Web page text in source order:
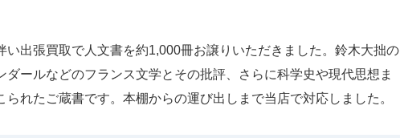
出張買取で人文書を約1,000冊お譲りいただきました。鈴木大拙の
ールなどのフランス文学とその批評、さらに科学史や現代思想ま
れたご蔵書です。本棚からの運び出しまで当店で対応しました。